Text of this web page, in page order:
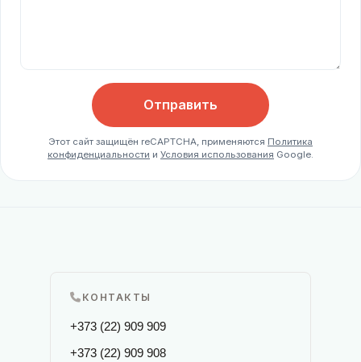
Отправить
Этот сайт защищён reCAPTCHA, применяются Политика
конфиденциальности и Условия использования Google.
КОНТАКТЫ
+373 (22) 909 909
+373 (22) 909 908